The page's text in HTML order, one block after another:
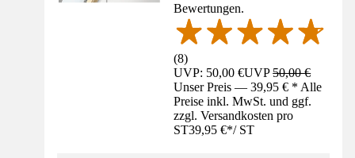
Bewertungen.
(8)
UVP: 50,00 €UVP50,00 €
Unser Preis — 39,95 € * Alle
Preise inkl. MwSt. und ggf.
zzgl. Versandkosten pro
ST39,95 €*/ ST